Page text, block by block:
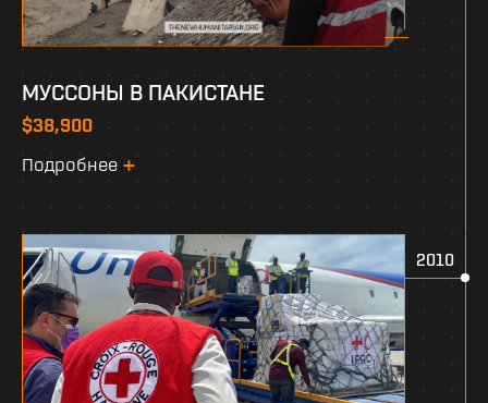
МУССОНЫ В ПАКИСТАНЕ
$38,900
Подробнее
2010